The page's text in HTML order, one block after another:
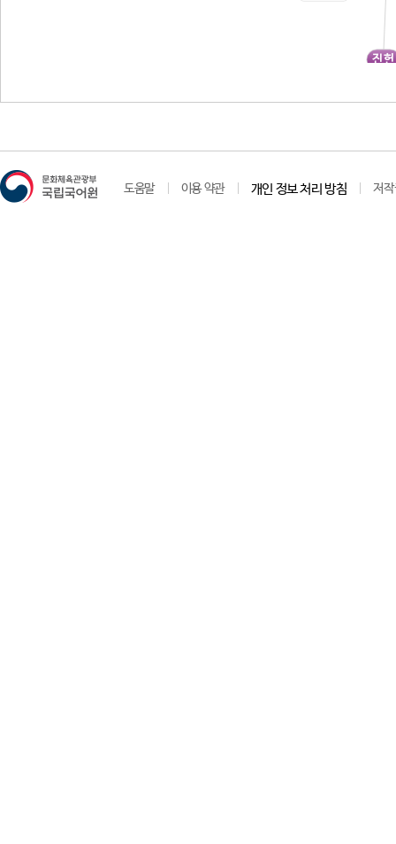
진헌
도움말 이용 약관 개인 정보 처리 방침 저